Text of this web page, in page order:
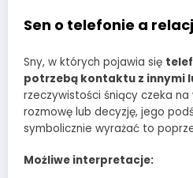
Sen o telefonie a
Sny, w których pojawia się
potrzebą kontaktu z innymi
rzeczywistości śniący czeka
rozmowę lub decyzję, jego
symbolicznie wyrażać to
Możliwe interpretacje: